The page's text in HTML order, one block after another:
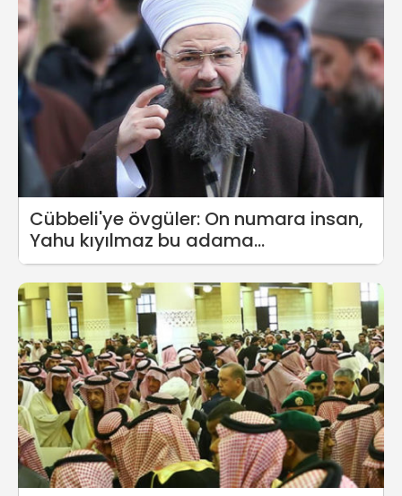
Cübbeli'ye övgüler: On numara insan,
Yahu kıyılmaz bu adama...